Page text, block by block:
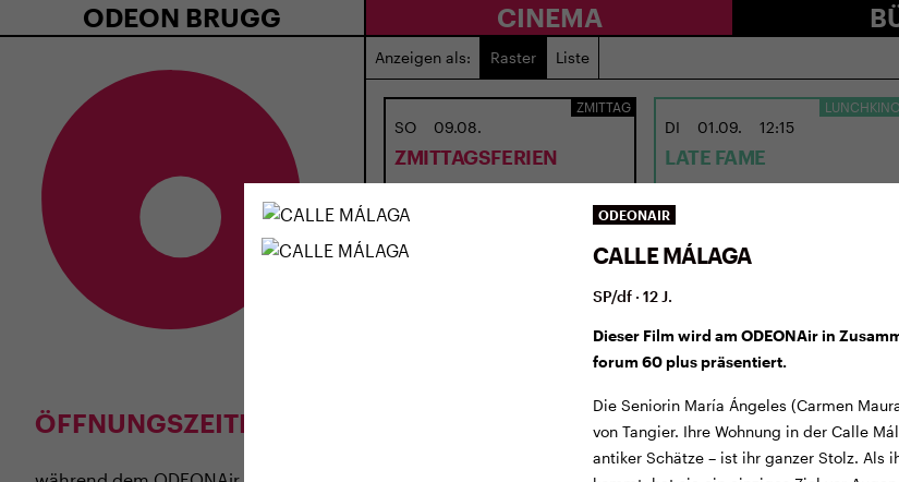
ODEON BRUGG CINEMA
ÖFFNUNGSZEITEN
Anzeigen als: Raster Liste
ZMITTAG
SO 09.08.
ZMITTAGSFERIEN
LUNCHKINO
DI 01.09. 12:15
LATE FAME
USA 2026 · 97 Min. · E/df · 12 J.
ODEONAIR
CALLE MÁLAGA
SP/df · 12 J.
Dieser Film wird am ODEONAir in
forum 60 plus präsentiert.
Die Seniorin María Ángeles (Carmen
von Tangier. Ihre Wohnung in der Calle
antiker Schätze – ist ihr ganzer Stolz. Als